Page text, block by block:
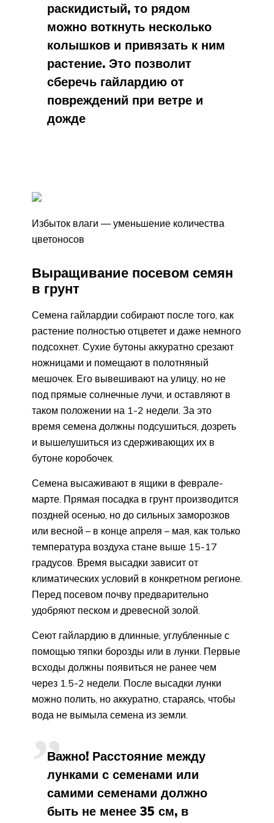
раскидистый, то рядом
можно воткнуть несколько
колышков и привязать к ним
растение. Это позволит
сберечь гайлардию от
повреждений при ветре и
дожде
Избыток влаги — уменьшение количества
цветоносов
Выращивание посевом семян
в грунт
Семена гайлардии собирают после того, как
растение полностью отцветет и даже немного
подсохнет. Сухие бутоны аккуратно срезают
ножницами и помещают в полотняный
мешочек. Его вывешивают на улицу, но не
под прямые солнечные лучи, и оставляют в
таком положении на 1-2 недели. За это
время семена должны подсушиться, дозреть
и вышелушиться из сдерживающих их в
бутоне коробочек.
Семена высаживают в ящики в феврале-
марте. Прямая посадка в грунт производится
поздней осенью, но до сильных заморозков
или весной – в конце апреля – мая, как только
температура воздуха стане выше 15-17
градусов. Время высадки зависит от
климатических условий в конкретном регионе.
Перед посевом почву предварительно
удобряют песком и древесной золой.
Сеют гайлардию в длинные, углубленные с
помощью тяпки борозды или в лунки. Первые
всходы должны появиться не ранее чем
через 1.5-2 недели. После высадки лунки
можно полить, но аккуратно, стараясь, чтобы
вода не вымыла семена из земли.
Важно! Расстояние между
лунками с семенами или
самими семенами должно
быть не менее 35 см, в